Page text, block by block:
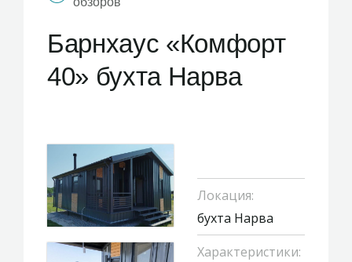
Барнхаус «Комфорт
40» бухта Нарва
Локация:
бухта Нарва
Характеристики: